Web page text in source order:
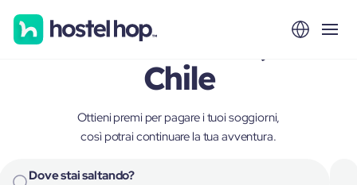
Providencia,
Chile
Ottieni premi per pagare i tuoi soggiorni,
così potrai continuare la tua avventura.
Dove stai saltando?